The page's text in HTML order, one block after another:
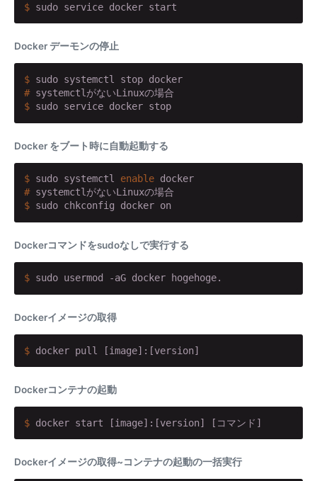
$ sudo service docker start
Docker デーモンの停止
$ sudo systemctl stop docker
# systemctlがないLinuxの場合
$ sudo service docker stop
Docker をブート時に自動起動する
$ sudo systemctl enable docker
# systemctlがないLinuxの場合
$ sudo chkconfig docker on
Dockerコマンドをsudoなしで実行する
$ sudo usermod -aG docker hogehoge.
Dockerイメージの取得
$ docker pull [image]:[version]
Dockerコンテナの起動
$ docker start [image]:[version] [コマンド]
Dockerイメージの取得~コンテナの起動の一括実行